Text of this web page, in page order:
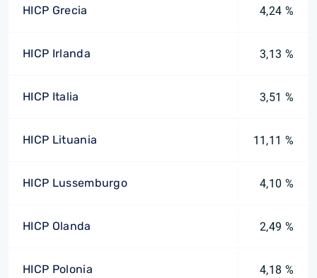
HICP Grecia 4,24 %
HICP Irlanda 3,13 %
HICP Italia 3,51 %
HICP Lituania 11,11 %
HICP Lussemburgo 4,10 %
HICP Olanda 2,49 %
HICP Polonia 4,18 %